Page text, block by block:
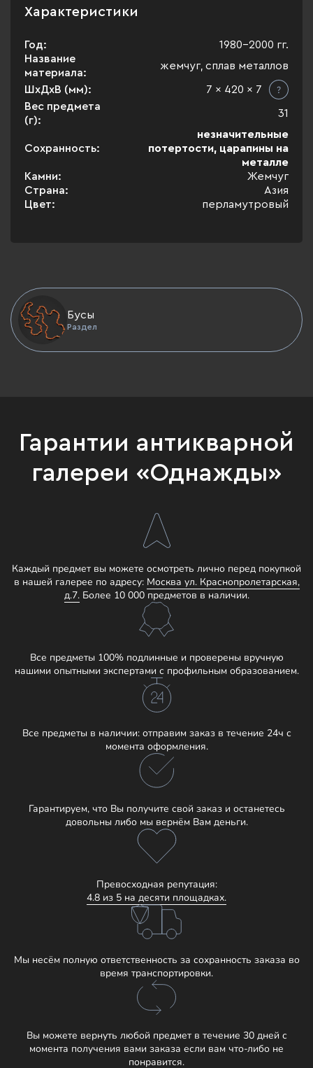
Характеристики
Год:
1980-2000 гг.
Название
материала:
жемчуг, сплав металлов
ШхДхВ (мм):
7 x 420 x 7
Вес предмета
(г):
31
Сохранность:
незначительные
потертости, царапины на
металле
Камни:
Жемчуг
Страна:
Азия
Цвет:
перламутровый
Бусы
Раздел
Гарантии антикварной
галереи «Однажды»
Каждый предмет вы можете осмотреть лично перед покупкой
в нашей галерее по адресу: Москва ул. Краснопролетарская,
д.7.Более 10 000 предметов в наличии.
Все предметы 100% подлинные и проверены вручную
нашими опытными экспертами с профильным образованием.
Все предметы в наличии: отправим заказ в течение 24ч с
момента оформления.
Гарантируем, что Вы получите свой заказ и останетесь
довольны либо мы вернём Вам деньги.
Превосходная репутация:
4.8 из 5 на десяти площадках.
Мы несём полную ответственность за сохранность заказа во
время транспортировки.
Вы можете вернуть любой предмет в течение 30 дней с
момента получения вами заказа если вам что-либо не
понравится.